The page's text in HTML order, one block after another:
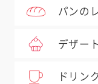
パンの
デザー
ドリン